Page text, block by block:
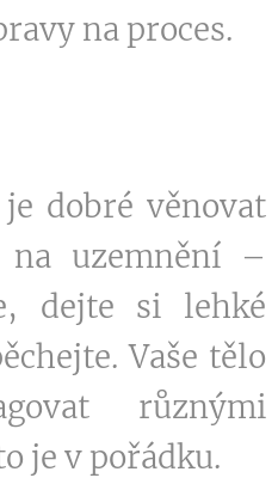
na proces.
dobré věnovat
na uzemnění –
dejte si lehké
Vaše tělo
různými
je v pořádku.